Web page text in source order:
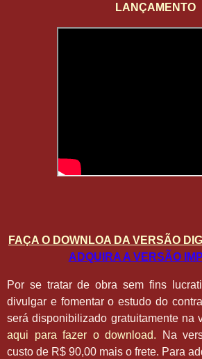
LANÇAMENTO
FAÇA O DOWNLOA DA VERSÃO
ADQUIRA A VERSÃO
Por se tratar de obra sem fins
divulgar e fomentar o estudo do
será disponibilizado gratuitamente na
aqui para fazer o download. Na
custo de R$ 90,00 mais o frete. Para